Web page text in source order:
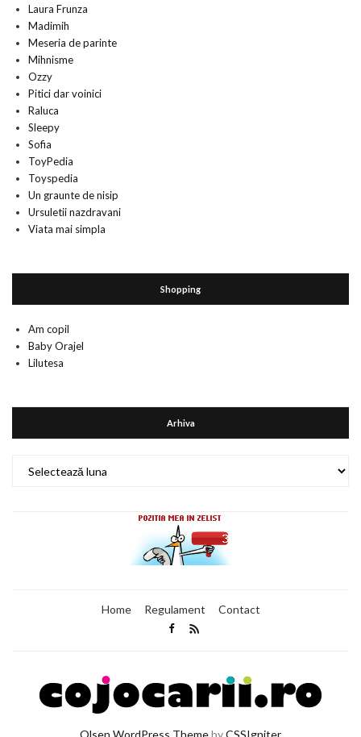
Laura Frunza
Madimih
Meseria de parinte
Mihnisme
Ozzy
Pitici dar voinici
Raluca
Sleepy
Sofia
ToyPedia
Toyspedia
Un graunte de nisip
Ursuletii nazdravani
Viata mai simpla
Shopping
Am copil
Baby Orajel
Lilutesa
Arhiva
Home Regulament Contact